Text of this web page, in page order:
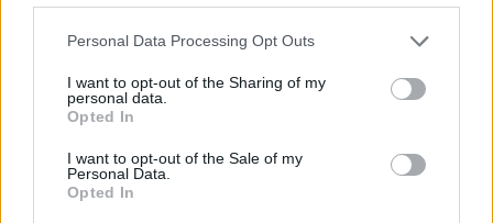
Personal Data Processing Opt Outs
I want to opt-out of the Sharing of my
personal data.
Opted In
I want to opt-out of the Sale of my
Personal Data.
Opted In
06/12/2023
INTERVISTA ESCLUSIVA
"La guerra è una sconfitta,
servono due Stati". Papa
Francesco al Tg1